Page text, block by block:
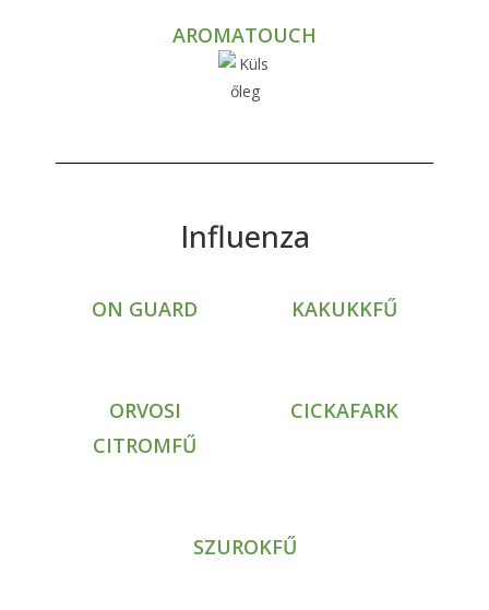
AROMATOUCH
Influenza
ON GUARD KAKUKKFŰ
ORVOSI
CITROMFŰ
CICKAFARK
SZUROKFŰ